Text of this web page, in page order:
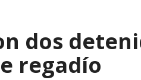
dos
regadío